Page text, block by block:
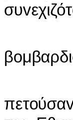
Στη
Ηταv